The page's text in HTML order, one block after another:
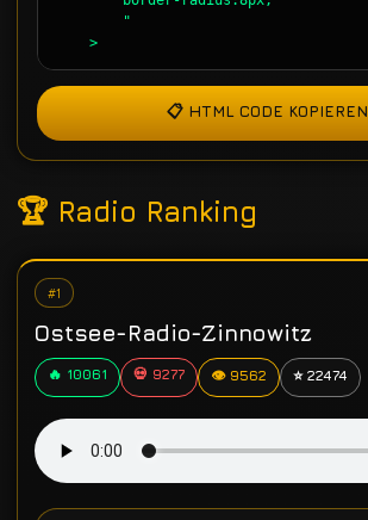
📋 HTML CODE KOPIEREN
🏆 Radio Ranking
#1
Ostsee-Radio-Zinnowitz
🔥 10061 💀 9277 👁 9562 ⭐ 22474